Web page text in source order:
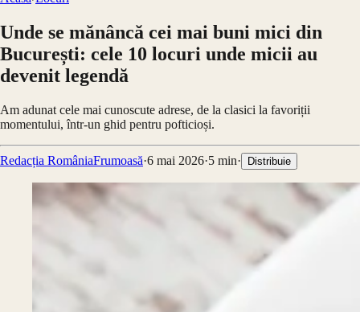
Unde se mănâncă cei mai buni mici din
București: cele 10 locuri unde micii au
devenit legendă
Am adunat cele mai cunoscute adrese, de la clasici la favoriții
momentului, într-un ghid pentru pofticioși.
Redacția RomâniaFrumoasă·6 mai 2026·5 min· Distribuie